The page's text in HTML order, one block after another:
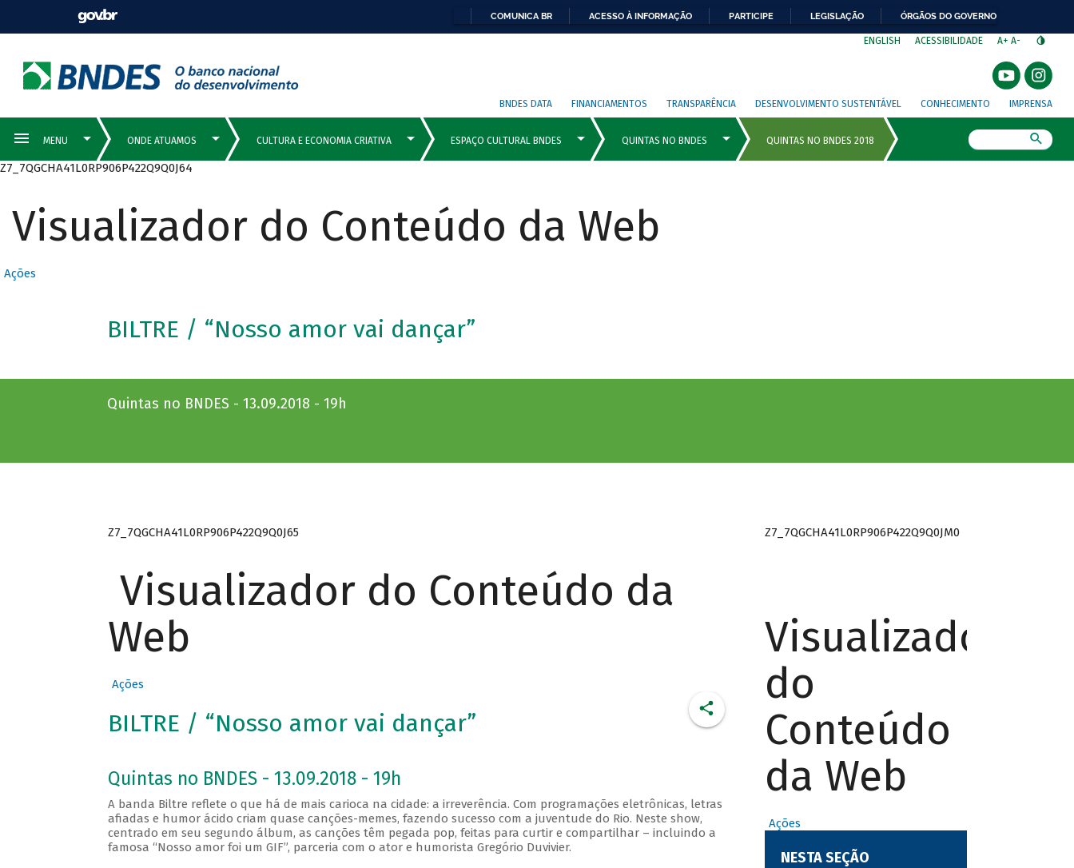
COMUNICA BR ACESSO À INFORMAÇÃO PARTICIPE LEGISLAÇÃO ÓRGÃOS DO GOVERNO
ENGLISH ACESSIBILIDADE A+ A-
BNDES DATA FINANCIAMENTOS TRANSPARÊNCIA DESENVOLVIMENTO SUSTENTÁVEL CONHECIMENTO IMPRENSA
Z7_7QGCHA41L0RP906P422Q9Q0J64
Visualizador do Conteúdo da Web
Ações
BILTRE / “Nosso amor vai dançar”
Quintas no BNDES - 13.09.2018 - 19h
Z7_7QGCHA41L0RP906P422Q9Q0J65
Visualizador do Conteúdo da
Web
Ações
BILTRE / “Nosso amor vai dançar”
Quintas no BNDES - 13.09.2018 - 19h
A banda Biltre reflete o que há de mais carioca na cidade: a irreverência. Com programações eletrônicas, letras
afiadas e humor ácido criam quase canções-memes, fazendo sucesso com a juventude do Rio. Neste show,
centrado em seu segundo álbum, as canções têm pegada pop, feitas para curtir e compartilhar – incluindo a
famosa “Nosso amor foi um GIF”, parceria com o ator e humorista Gregório Duvivier.
Z7_7QGCHA41L0RP906P422Q9Q0JM0
Visualizador
do
Conteúdo
da Web
Ações
NESTA SEÇÃO